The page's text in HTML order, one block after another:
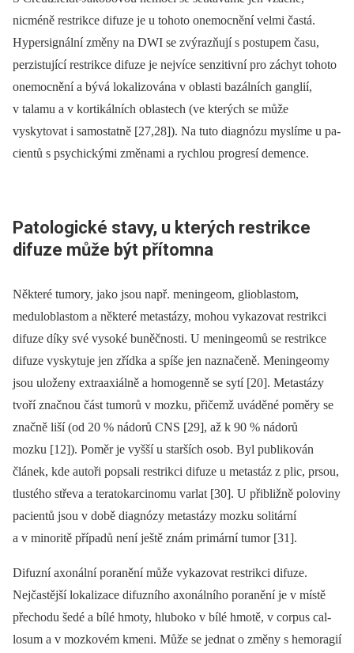
nicméně restrikce difuze je u tohoto onemocnění velmi častá.
Hypersignální změny na DWI se zvýrazňují s postupem času,
perzistující restrikce difuze je nejvíce senzitivní pro záchyt tohoto
onemocnění a bývá lokalizována v oblasti bazálních ganglií,
v talamu a v kortikálních oblastech (ve kterých se může
vyskytovat i samostatně [27,28]). Na tuto dia­gnózu myslíme u pa­
cientů s psychickými změnami a rychlou progresí demence.
Patologické stavy, u kterých restrikce
difuze může být přítomna
Ně­kte­ré tumory, jako jsou např. meningeom, glioblastom,
meduloblastom a ně­kte­ré metastázy, mohou vykazovat restrikci
difuze díky své vysoké buněčnosti. U meningeomů se restrikce
difuze vyskytuje jen zřídka a spíše jen naznačeně. Meningeomy
jsou uloženy extraaxiálně a homogen­ně se sytí [20]. Metastázy
tvoří značnou část tumorů v mozku, přičemž uváděné poměry se
značně liší (od 20 % nádorů CNS [29], až k 90 % nádorů
mozku [12]). Poměr je vyšší u starších osob. Byl publikován
článek, kde autoři popsali restrikci difuze u metastáz z plic, prsou,
tlustého střeva a teratokarcinomu varlat [30]. U přibližně poloviny
pa­cientů jsou v době dia­gnózy metastázy mozku solitární
a v minoritě případů není ještě znám primární tumor [31].
Difuzní axonální poranění může vykazovat restrikci difuze.
Nejčastější lokalizace difuzního axonálního poranění je v místě
přechodu šedé a bílé hmoty, hluboko v bílé hmotě, v corpus cal­
losum a v mozkovém kmeni. Může se jednat o změny s hemoragií